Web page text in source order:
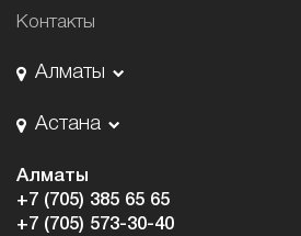
Контакты
Алматы
Астана
Алматы
+7 (705) 385 65 65
+7 (705) 573-30-40